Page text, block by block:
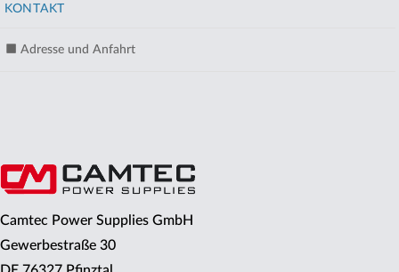
KONTAKT
Adresse und Anfahrt
Camtec Power Supplies GmbH
Gewerbestraße 30